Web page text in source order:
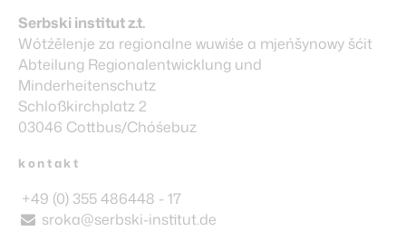
Serbski institut z.t.
Wótźělenje za regionalne wuwiśe a mjeńšynowy šćit
Abteilung Regionalentwicklung und
Minderheitenschutz
Schloßkirchplatz 2
03046 Cottbus/Chóśebuz
kontakt
+49 (0) 355 486448 - 17
sroka@serbski-institut.de